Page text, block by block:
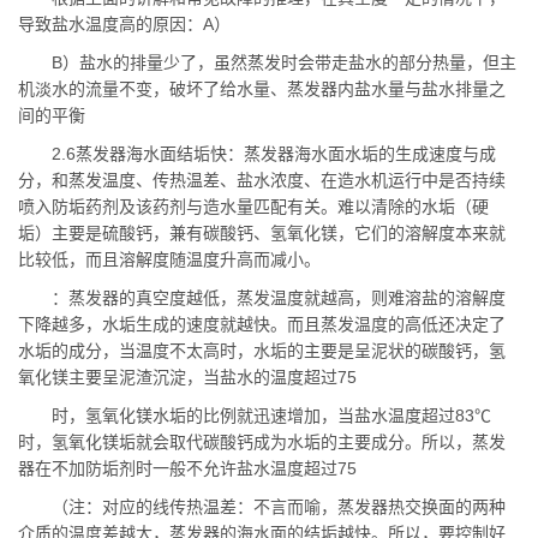
导致盐水温度高的原因：A）
B）盐水的排量少了，虽然蒸发时会带走盐水的部分热量，但主
机淡水的流量不变，破坏了给水量、蒸发器内盐水量与盐水排量之
间的平衡
2.6蒸发器海水面结垢快：蒸发器海水面水垢的生成速度与成
分，和蒸发温度、传热温差、盐水浓度、在造水机运行中是否持续
喷入防垢药剂及该药剂与造水量匹配有关。难以清除的水垢（硬
垢）主要是硫酸钙，兼有碳酸钙、氢氧化镁，它们的溶解度本来就
比较低，而且溶解度随温度升高而减小。
：蒸发器的真空度越低，蒸发温度就越高，则难溶盐的溶解度
下降越多，水垢生成的速度就越快。而且蒸发温度的高低还决定了
水垢的成分，当温度不太高时，水垢的主要是呈泥状的碳酸钙，氢
氧化镁主要呈泥渣沉淀，当盐水的温度超过75
时，氢氧化镁水垢的比例就迅速增加，当盐水温度超过83℃
时，氢氧化镁垢就会取代碳酸钙成为水垢的主要成分。所以，蒸发
器在不加防垢剂时一般不允许盐水温度超过75
（注：对应的线传热温差：不言而喻，蒸发器热交换面的两种
介质的温度差越大，蒸发器的海水面的结垢越快。所以，要控制好